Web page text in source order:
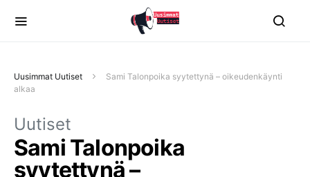
Uusimmat Uutiset
Sami Talonpoika syytettynä – oikeudenkäynti
alkaa
Uutiset
Sami Talonpoika
syytettynä –